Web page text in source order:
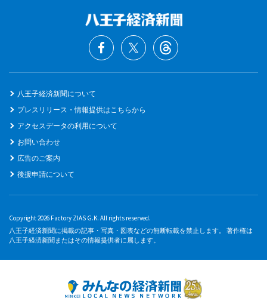
八王子経済新聞について
プレスリリース・情報提供はこちらから
アクセスデータの利用について
お問い合わせ
広告のご案内
後援申請について
Copyright 2026 Factory ZIAS G.K. All rights reserved.
八王子経済新聞に掲載の記事・写真・図表などの無断転載を禁止します。 著作権は
八王子経済新聞またはその情報提供者に属します。